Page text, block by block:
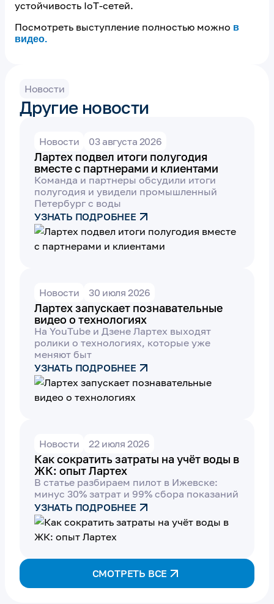
устойчивость IoT-сетей.
Посмотреть выступление полностью можно в
видео.
Новости
Другие новости
Новости 03 августа 2026
Лартех подвел итоги полугодия
вместе с партнерами и клиентами
Команда и партнеры обсудили итоги
полугодия и увидели промышленный
Петербург с воды
УЗНАТЬ ПОДРОБНЕЕ
Новости 30 июля 2026
Лартех запускает познавательные
видео о технологиях
На YouTube и Дзене Лартех выходят
ролики о технологиях, которые уже
меняют быт
УЗНАТЬ ПОДРОБНЕЕ
Новости 22 июля 2026
Как сократить затраты на учёт воды в
ЖК: опыт Лартех
В статье разбираем пилот в Ижевске:
минус 30% затрат и 99% сбора показаний
УЗНАТЬ ПОДРОБНЕЕ
СМОТРЕТЬ ВСЕ